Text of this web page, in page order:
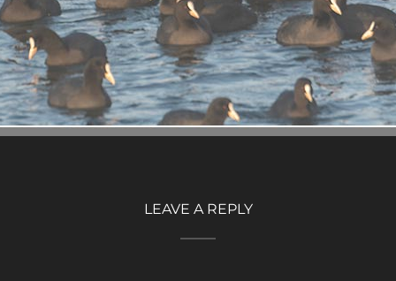
LEAVE A REPLY